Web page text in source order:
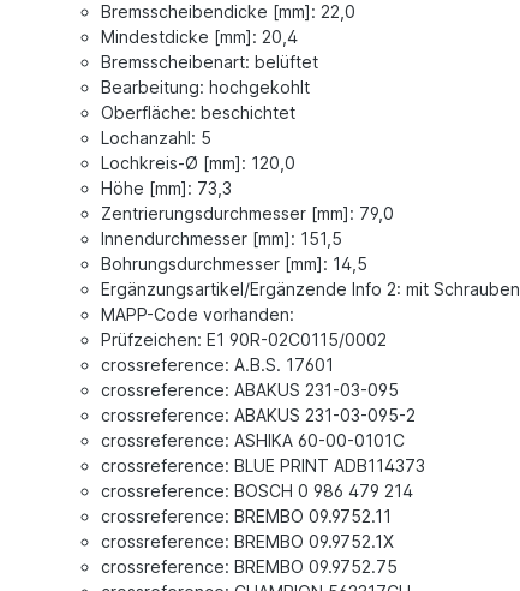
Bremsscheibendicke [mm]: 22,0
Mindestdicke [mm]: 20,4
Bremsscheibenart: belüftet
Bearbeitung: hochgekohlt
Oberfläche: beschichtet
Lochanzahl: 5
Lochkreis-Ø [mm]: 120,0
Höhe [mm]: 73,3
Zentrierungsdurchmesser [mm]: 79,0
Innendurchmesser [mm]: 151,5
Bohrungsdurchmesser [mm]: 14,5
Ergänzungsartikel/Ergänzende Info 2: mit Schrauben
MAPP-Code vorhanden:
Prüfzeichen: E1 90R-02C0115/0002
crossreference: A.B.S. 17601
crossreference: ABAKUS 231-03-095
crossreference: ABAKUS 231-03-095-2
crossreference: ASHIKA 60-00-0101C
crossreference: BLUE PRINT ADB114373
crossreference: BOSCH 0 986 479 214
crossreference: BREMBO 09.9752.11
crossreference: BREMBO 09.9752.1X
crossreference: BREMBO 09.9752.75